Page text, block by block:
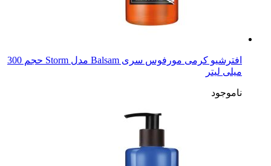
افترشیو کرمی مورفوس سری Balsam مدل Storm حجم 300
میلی لیتر
ناموجود